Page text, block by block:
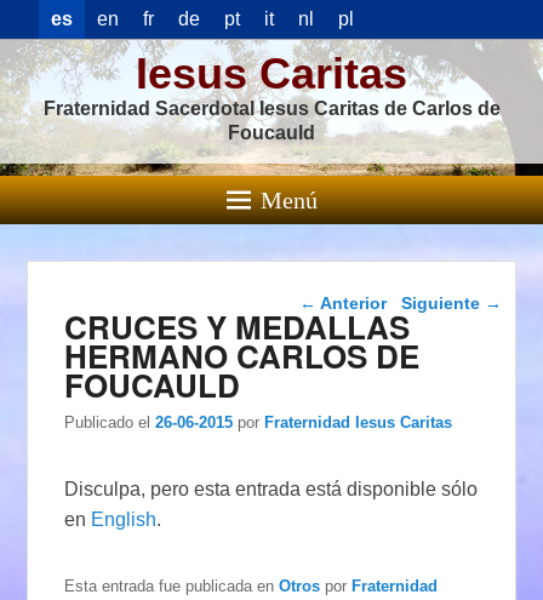
es en fr de pt it nl pl
Iesus Caritas
Fraternidad Sacerdotal Iesus Caritas de Carlos de
Foucauld
Menú
Navegación de
entradas
← Anterior Siguiente →
CRUCES Y MEDALLAS
HERMANO CARLOS DE
FOUCAULD
Publicado el 26-06-2015 porFraternidad Iesus Caritas
Disculpa, pero esta entrada está disponible sólo
en English.
Esta entrada fue publicada enOtros porFraternidad